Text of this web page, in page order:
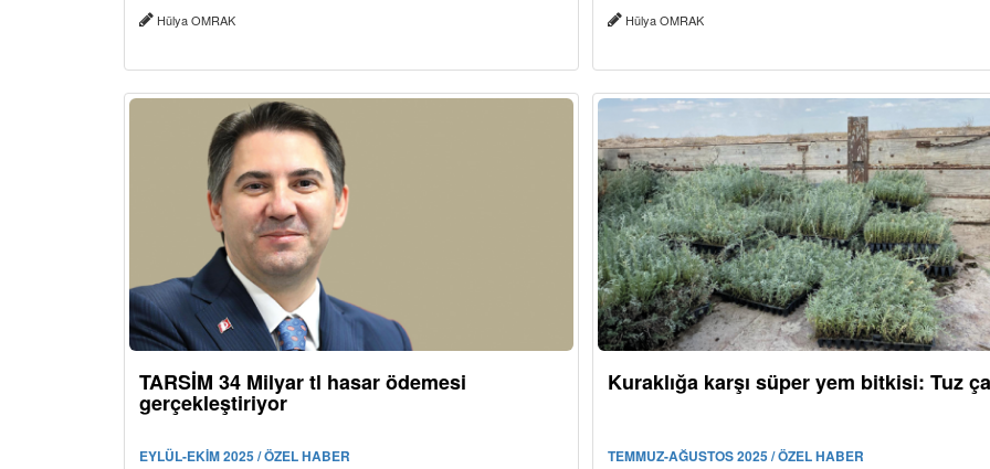
Hülya OMRAK Hülya OMRAK
TARSİM 34 Milyar tl hasar ödemesi
gerçekleştiriyor
EYLÜL-EKİM 2025 / ÖZEL HABER
Kuraklığa karşı süper yem bitkisi: Tuz
TEMMUZ-AĞUSTOS 2025 / ÖZEL HABER